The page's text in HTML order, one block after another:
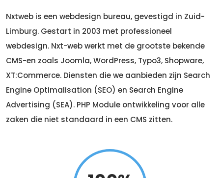
Nxtweb is een webdesign bureau, gevestigd in Zuid-
Limburg. Gestart in 2003 met professioneel
webdesign. Nxt-web werkt met de grootste bekende
CMS-en zoals Joomla, WordPress, Typo3, Shopware,
XT:Commerce. Diensten die we aanbieden zijn Search
Engine Optimalisation (SEO) en Search Engine
Advertising (SEA). PHP Module ontwikkeling voor alle
zaken die niet standaard in een CMS zitten.